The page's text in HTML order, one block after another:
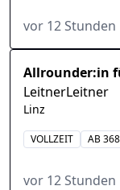
vor 12 Stunden
Allrounder:in
LeitnerLeitner
Linz
VOLLZEIT AB
vor 12 Stunden